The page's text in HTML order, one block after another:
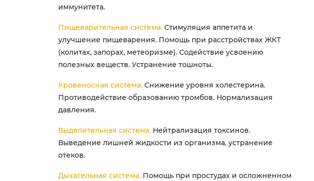
иммунитета.
Пищеварительная система. Стимуляция аппетита и
улучшение пищеварения. Помощь при расстройствах ЖКТ
(колитах, запорах, метеоризме). Содействие усвоению
полезных веществ. Устранение тошноты.
Кровеносная система. Снижение уровня холестерина.
Противодействие образованию тромбов. Нормализация
давления.
Выделительная система. Нейтрализация токсинов.
Выведение лишней жидкости из организма, устранение
отеков.
Дыхательная система. Помощь при простудах и осложненном